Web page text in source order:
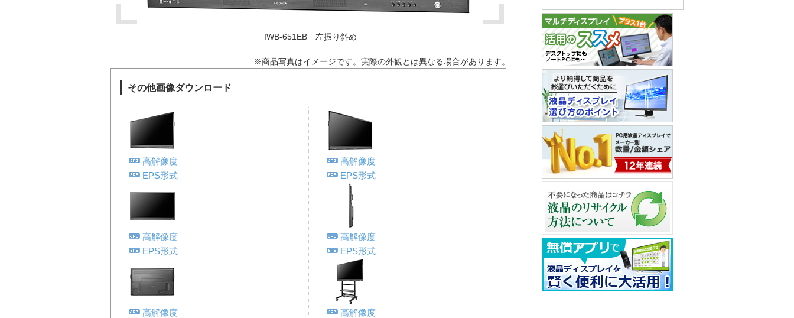
IWB-651EB 左振り斜め
※商品写真はイメージです。実際の外観とは異なる場合があります。
その他画像ダウンロード
高解像度
EPS形式
高解像度
EPS形式
高解像度
高解像度
EPS形式
高解像度
EPS形式
高解像度